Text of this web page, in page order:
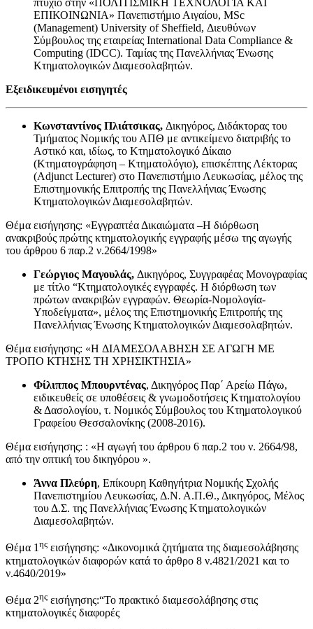
πτυχίο στην «ΠΟΛΙΤΙΣΜΙΚΗ ΤΕΧΝΟΛΟΓΙΑ ΚΑΙ
ΕΠΙΚΟΙΝΩΝΙΑ» Πανεπιστήμιο Αιγαίου, ΜSc
(Management) University of Sheffield, Διευθύνων
Σύμβουλος της εταιρείας International Data Compliance &
Computing (ΙDCC). Ταμίας της Πανελλήνιας Ένωσης
Κτηματολογικών Διαμεσολαβητών.
Εξειδικευμένοι εισηγητές
Κωνσταντίνος Πλιάτσικας, Δικηγόρος, Διδάκτορας του
Τμήματος Νομικής του ΑΠΘ με αντικείμενο διατριβής το
Αστικό και, ιδίως, το Κτηματολογικό Δίκαιο
(Κτηματογράφηση – Κτηματολόγιο), επισκέπτης Λέκτορας
(Adjunct Lecturer) στο Πανεπιστήμιο Λευκωσίας, μέλος της
Επιστημονικής Επιτροπής της Πανελλήνιας Ένωσης
Κτηματολογικών Διαμεσολαβητών.
Θέμα εισήγησης: «Εγγραπτέα Δικαιώματα –Η διόρθωση
ανακριβούς πρώτης κτηματολογικής εγγραφής μέσω της αγωγής
του άρθρου 6 παρ.2 ν.2664/1998»
Γεώργιος Μαγουλάς, Δικηγόρος, Συγγραφέας Μονογραφίας
με τίτλο “Κτηματολογικές εγγραφές. Η διόρθωση των
πρώτων ανακριβών εγγραφών. Θεωρία-Νομολογία-
Υποδείγματα», μέλος της Επιστημονικής Επιτροπής της
Πανελλήνιας Ένωσης Κτηματολογικών Διαμεσολαβητών.
Θέμα εισήγησης: «H ΔΙΑΜΕΣΟΛΑΒΗΣΗ ΣΕ ΑΓΩΓΗ ΜΕ
ΤΡΟΠΟ ΚΤΗΣΗΣ ΤΗ ΧΡΗΣΙΚΤΗΣΙΑ»
Φίλιππος Μπουρντένας, Δικηγόρος Παρ΄ Αρείω Πάγω,
ειδικευθείς σε υποθέσεις & γνωμοδοτήσεις Κτηματολογίου
& Δασολογίου, τ. Νομικός Σύμβουλος του Κτηματολογικού
Γραφείου Θεσσαλονίκης (2008-2016).
Θέμα εισήγησης: : «Η αγωγή του άρθρου 6 παρ.2 του ν. 2664/98,
από την οπτική του δικηγόρου ».
Άννα Πλεύρη, Επίκουρη Καθηγήτρια Νομικής Σχολής
Πανεπιστημίου Λευκωσίας, Δ.Ν. Α.Π.Θ., Δικηγόρος, Μέλος
του Δ.Σ. της Πανελλήνιας Ένωσης Κτηματολογικών
Διαμεσολαβητών.
Θέμα 1ης εισήγησης: «Δικονομικά ζητήματα της διαμεσολάβησης
κτηματολογικών διαφορών κατά το άρθρο 8 ν.4821/2021 και το
ν.4640/2019»
Θέμα 2ης εισήγησης:“Το πρακτικό διαμεσολάβησης στις
κτηματολογικές διαφορές